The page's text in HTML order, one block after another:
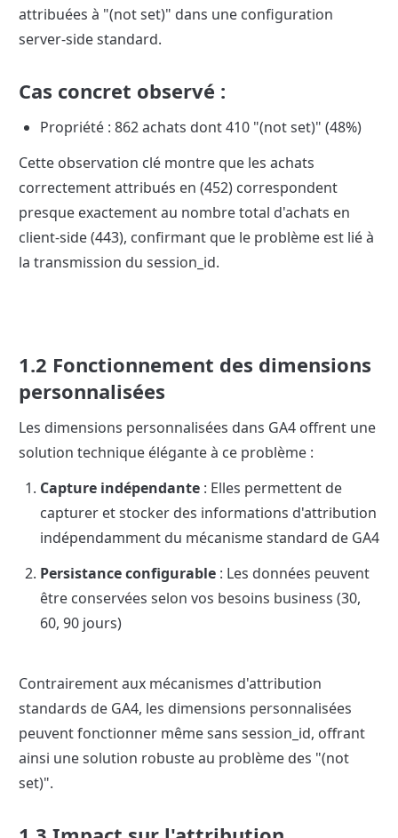
attribuées à "(not set)" dans une configuration
server-side standard.
Cas concret observé :
Propriété : 862 achats dont 410 "(not set)" (48%)
Cette observation clé montre que les achats
correctement attribués en (452) correspondent
presque exactement au nombre total d'achats en
client-side (443), confirmant que le problème est lié à
la transmission du session_id.
1.2 Fonctionnement des dimensions
personnalisées
Les dimensions personnalisées dans GA4 offrent une
solution technique élégante à ce problème :
Capture indépendante : Elles permettent de
capturer et stocker des informations d'attribution
indépendamment du mécanisme standard de GA4
Persistance configurable : Les données peuvent
être conservées selon vos besoins business (30,
60, 90 jours)
Contrairement aux mécanismes d'attribution
standards de GA4, les dimensions personnalisées
peuvent fonctionner même sans session_id, offrant
ainsi une solution robuste au problème des "(not
set)".